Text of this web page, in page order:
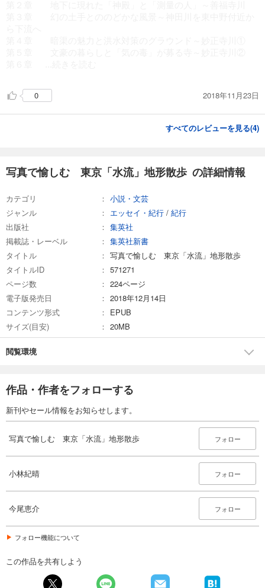
0 2018年11月23日
すべてのレビューを見る(4)
写真で愉しむ 東京「水流」地形散歩 の詳細情報
カテゴリ
小説・文芸
ジャンル
エッセイ・紀行 / 紀行
出版社
集英社
掲載誌・レーベル
集英社新書
タイトル
写真で愉しむ 東京「水流」地形散歩
タイトルID
571271
ページ数
224ページ
電子版発売日
2018年12月14日
コンテンツ形式
EPUB
サイズ(目安)
20MB
閲覧環境
作品・作者をフォローする
新刊やセール情報をお知らせします。
写真で愉しむ 東京「水流」地形散歩 フォロー
小林紀晴 フォロー
今尾恵介 フォロー
フォロー機能について
この作品を共有しよう